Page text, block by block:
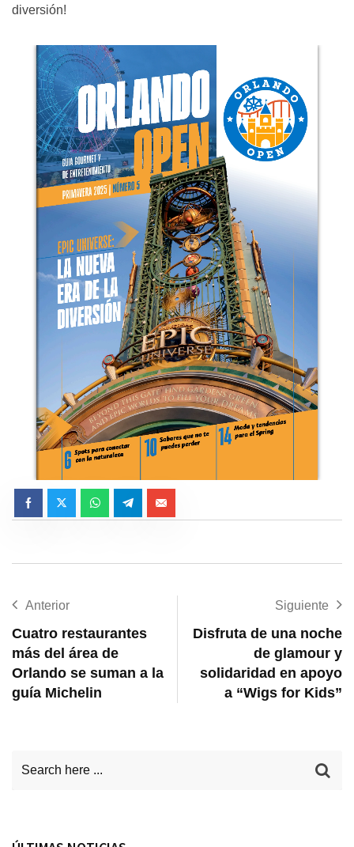
diversión!
Anterior
Cuatro restaurantes
más del área de
Orlando se suman a la
guía Michelin
Siguiente
Disfruta de una noche
de glamour y
solidaridad en apoyo
a “Wigs for Kids”